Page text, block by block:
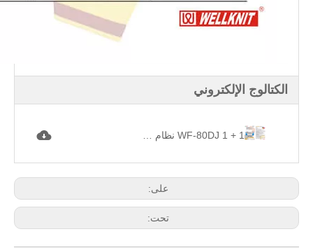
الكتالوج الإلكتروني
على:
تحت: